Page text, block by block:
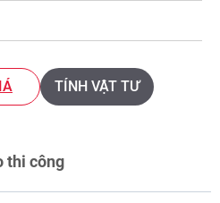
TÍNH VẬT TƯ
thi công